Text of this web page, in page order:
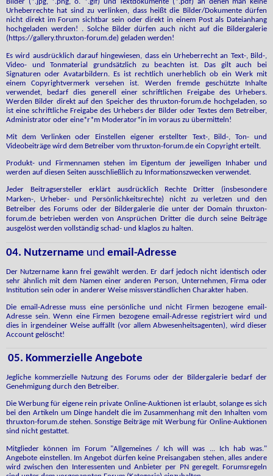
Bilder (*.jpg, *.png, o. *.gif) und Textdokumente (*.pdf) an denen man keine
Urheberrechte hat sind zu verlinken, dass heißt die Bilder/Dokumente dürfen
nicht direkt im Forum sichtbar sein oder direkt in einem Post als Dateianhang
hochgeladen werden! . Solche Bilder dürfen auch nicht auf die Bildergalerie
(https://gallery.thruxton-forum.de) geladen werden!
Es wird ausdrücklich darauf hingewiesen, dass ein Urheberrecht an Text-, Bild-,
Video- und Tonmaterial grundsätzlich zu beachten ist. Das gilt auch bei
Signaturen oder Avatarbildern. Es ist rechtlich unerheblich ob ein Werk mit
einem Copyrightvermerk versehen ist. Werden fremde geschützte Inhalte
verwendet, bedarf dies generell einer schriftlichen Freigabe des Urhebers.
Werden Bilder direkt auf den Speicher des thruxton-forum.de hochgeladen, so
ist eine schriftliche Freigabe des Urhebers der Bilder oder Textes dem Betreiber,
Administrator oder eine*r*m Moderator*in im voraus zu übermitteln!
Mit dem Verlinken oder Einstellen eigener erstellter Text-, Bild-, Ton- und
Videobeiträge wird dem Betreiber vom thruxton-forum.de ein Copyright erteilt.
Produkt- und Firmennamen stehen im Eigentum der jeweiligen Inhaber und
werden auf diesen Seiten ausschließlich zu Informationszwecken verwendet.
Jeder Beitragsersteller erklärt ausdrücklich Rechte Dritter (insbesondere
Marken-, Urheber- und Persönlichkeitsrechte) nicht zu verletzen und den
Betreiber des Forums oder der Bildergalerie die unter der Domain thruxton-
forum.de betrieben werden von Ansprüchen Dritter die durch seine Beiträge
ausgelöst werden vollständig schad- und klaglos zu halten.
04. Nutzername und email-Adresse
Der Nutzername kann frei gewählt werden. Er darf jedoch nicht identisch oder
sehr ähnlich mit dem Namen einer anderen Person, Unternehmen, Firma oder
Institution sein oder in anderer Weise missverständlichen Charakter haben.
Die email-Adresse muss eine persönliche und nicht Firmen bezogene email-
Adresse sein. Wenn eine Firmen bezogene email-Adresse registriert wird und
dies in irgendeiner Weise auffällt (vor allem Abwesenheitsagenten), wird dieser
Account gelöscht!
05. Kommerzielle Angebote
Jegliche kommerzielle Nutzung des Forums oder der Bildergalerie bedarf der
Genehmigung durch den Betreiber.
Die Werbung für eigene rein private Online-Auktionen ist erlaubt, solange es sich
bei den Artikeln um Dinge handelt die im Zusammenhang mit den Inhalten vom
thruxton-forum.de stehen. Sonstige Beiträge mit Werbung für Online-Auktionen
sind nicht gestattet.
Mitglieder können im Forum "Allgemeines / Ich will was ... Ich hab was."
Angebote einstellen. Im Angebot dürfen keine Preisangaben stehen, alles andere
wird zwischen den Interessenten und Anbieter per PN geregelt. Forumsregeln